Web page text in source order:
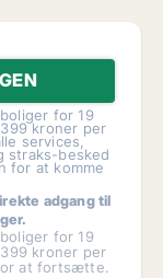
for 19
kroner per
services,
straks-besked
for at komme
adgang til
for 19
kroner per
at fortsætte.